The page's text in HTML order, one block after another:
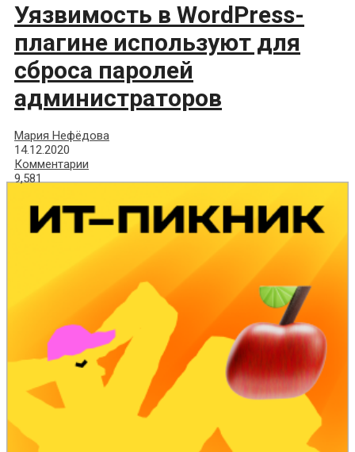
Уязвимость в WordPress-
плагине используют для
сброса паролей
администраторов
Мария Нефёдова
14.12.2020
Комментарии
9,581